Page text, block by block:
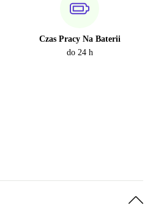
Czas Pracy Na Baterii
do 24 h